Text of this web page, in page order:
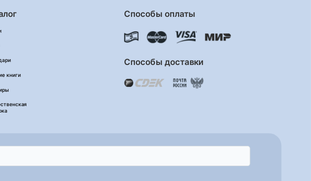
книги
Способы оплаты
Способы доставки